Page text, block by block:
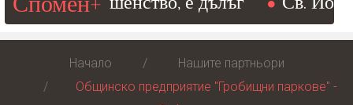
Начало
Нашите партньори
Общинско предприятие "Гробищни паркове" -